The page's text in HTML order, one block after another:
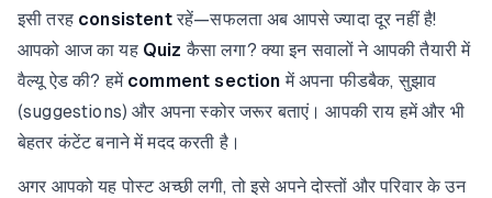
इसी तरह consistentरहें—सफलता अब आपसे ज्यादा दूर नहीं है!
आपको आज का यह Quiz कैसा लगा? क्या इन सवालों ने आपकी तैयारी में
वैल्यू ऐड की? हमें comment section में अपना फीडबैक, सुझाव
(suggestions) और अपना स्कोर जरूर बताएं। आपकी राय हमें और भी
बेहतर कंटेंट बनाने में मदद करती है।
अगर आपको यह पोस्ट अच्छी लगी, तो इसे अपने दोस्तों और परिवार के उन